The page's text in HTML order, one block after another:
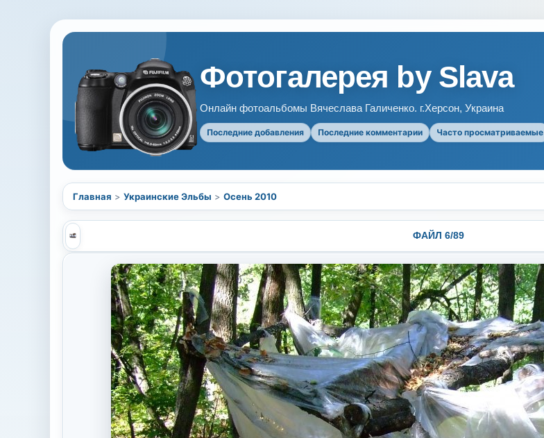
Фотогалерея by Slava
Онлайн фотоальбомы Вячеслава Галиченко. г.Херсон, Украина
Последние добавления Последние комментарии Часто просматриваемые
Главная > Украинские Эльбы > Осень 2010
ФАЙЛ 6/89